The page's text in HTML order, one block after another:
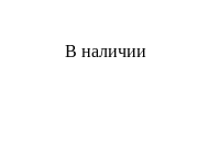
В наличии